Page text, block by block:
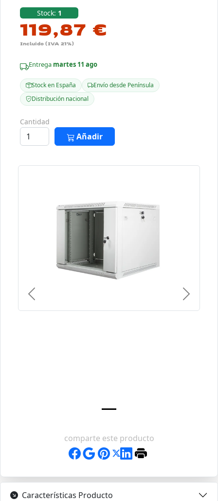
Stock: 1
119,87 €
Incluido (IVA 21%)
Entrega martes 11 ago
Stock en España
Envío desde Península
Distribución nacional
Cantidad
Añadir
Previous Next
comparte este producto
Características Producto